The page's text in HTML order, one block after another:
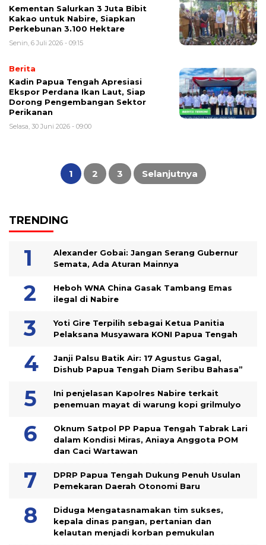
Kementan Salurkan 3 Juta Bibit
Kakao untuk Nabire, Siapkan
Perkebunan 3.100 Hektare
Senin, 6 Juli 2026 - 09:15
Berita
Kadin Papua Tengah Apresiasi
Ekspor Perdana Ikan Laut, Siap
Dorong Pengembangan Sektor
Perikanan
Selasa, 30 Juni 2026 - 09:00
Navigasi
1 2 3 Selanjutnya
TRENDING
Alexander Gobai: Jangan Serang Gubernur
Semata, Ada Aturan Mainnya
Heboh WNA China Gasak Tambang Emas
ilegal di Nabire
Yoti Gire Terpilih sebagai Ketua Panitia
Pelaksana Musyawara KONI Papua Tengah
Janji Palsu Batik Air: 17 Agustus Gagal,
Dishub Papua Tengah Diam Seribu Bahasa”
Ini penjelasan Kapolres Nabire terkait
penemuan mayat di warung kopi grilmulyo
Oknum Satpol PP Papua Tengah Tabrak Lari
dalam Kondisi Miras, Aniaya Anggota POM
dan Caci Wartawan
DPRP Papua Tengah Dukung Penuh Usulan
Pemekaran Daerah Otonomi Baru
Diduga Mengatasnamakan tim sukses,
kepala dinas pangan, pertanian dan
kelautan menjadi korban pemukulan